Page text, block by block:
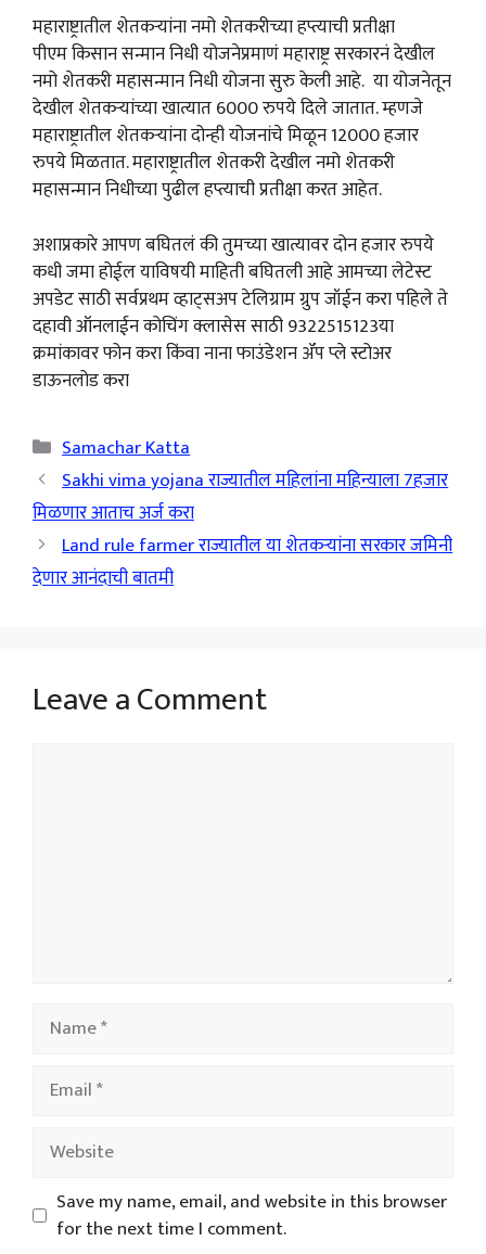
महाराष्ट्रातील शेतकऱ्यांना नमो शेतकरीच्या हप्त्याची प्रतीक्षा
पीएम किसान सन्मान निधी योजनेप्रमाणं महाराष्ट्र सरकारनं देखील
नमो शेतकरी महासन्मान निधी योजना सुरु केली आहे. या योजनेतून
देखील शेतकऱ्यांच्या खात्यात 6000 रुपये दिले जातात. म्हणजे
महाराष्ट्रातील शेतकऱ्यांना दोन्ही योजनांचे मिळून 12000 हजार
रुपये मिळतात. महाराष्ट्रातील शेतकरी देखील नमो शेतकरी
महासन्मान निधीच्या पुढील हप्त्याची प्रतीक्षा करत आहेत.
अशाप्रकारे आपण बघितलं की तुमच्या खात्यावर दोन हजार रुपये
कधी जमा होईल याविषयी माहिती बघितली आहे आमच्या लेटेस्ट
अपडेट साठी सर्वप्रथम व्हाट्सअप टेलिग्राम ग्रुप जॉईन करा पहिले ते
दहावी ऑनलाईन कोचिंग क्लासेस साठी 9322515123या
क्रमांकावर फोन करा किंवा नाना फाउंडेशन ॲप प्ले स्टोअर
डाऊनलोड करा
Categories
Samachar Katta
Sakhi vima yojana राज्यातील महिलांना महिन्याला 7हजार
मिळणार आताच अर्ज करा
Land rule farmer राज्यातील या शेतकऱ्यांना सरकार जमिनी
देणार आनंदाची बातमी
Leave a Comment
Name
Email
Website
Save my name, email, and website in this browser
for the next time I comment.